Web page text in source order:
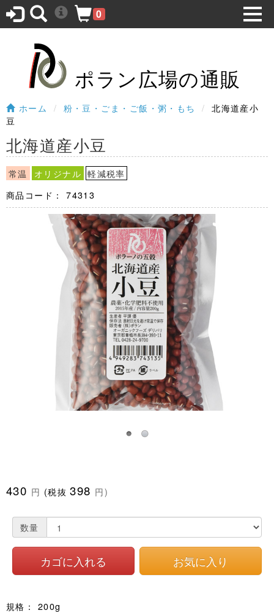
ポラン広場の通販
0
ホーム 粉・豆・ごま・ご飯・粥・もち
北海道産小
豆
北海道産小豆
常温 オリジナル 軽減税率
商品コード：
74313
430 円 (税抜 398 円)
数量
規格： 200g